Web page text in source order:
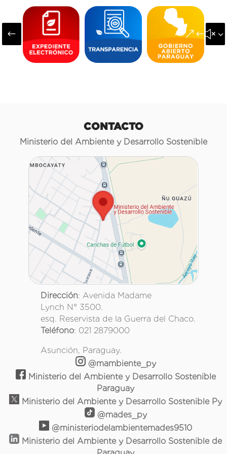
#
CONTACTO
Ministerio del Ambiente y Desarrollo Sostenible
Dirección: Avenida Madame
Lynch N° 3500.
esq. Reservista de la Guerra del Chaco.
Teléfono: 021 2879000
Asunción, Paraguay.
@mambiente_py
Ministerio del Ambiente y Desarrollo Sostenible
Paraguay
Ministerio del Ambiente y Desarrollo Sostenible Py
@mades_py
@ministeriodelambientemades9510
Ministerio del Ambiente y Desarrollo Sostenible de